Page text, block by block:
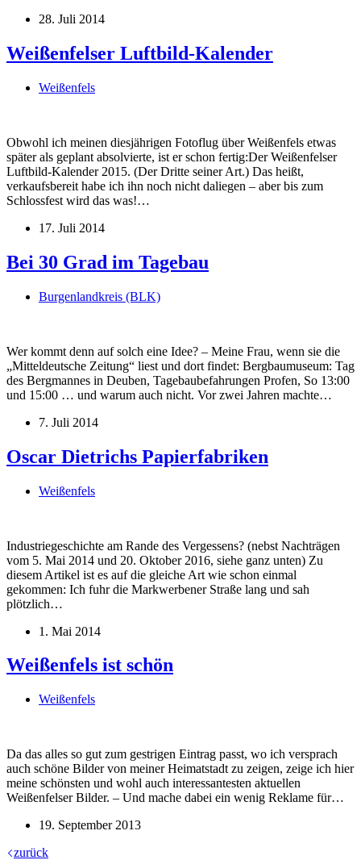
28. Juli 2014
Weißenfelser Luftbild-Kalender
Weißenfels
Obwohl ich meinen diesjährigen Fotoflug über Weißenfels etwas
später als geplant absolvierte, ist er schon fertig:Der Weißenfelser
Luftbild-Kalender 2015. (Der Dritte seiner Art.) Das heißt,
verkaufsbereit habe ich ihn noch nicht daliegen – aber bis zum
Schlossfest wird das was!…
17. Juli 2014
Bei 30 Grad im Tagebau
Burgenlandkreis (BLK)
Wer kommt denn auf solch eine Idee? – Meine Frau, wenn sie die
„Mitteldeutsche Zeitung“ liest und dort findet: Bergbaumuseum: Tag
des Bergmannes in Deuben, Tagebaubefahrungen Profen, So 13:00
und 15:00 … und warum auch nicht. Vor zwei Jahren machte…
7. Juli 2014
Oscar Dietrichs Papierfabriken
Weißenfels
Industriegeschichte am Rande des Vergessens? (nebst Nachträgen
vom 5. Mai 2014 und 20. Oktober 2016, siehe ganz unten) Zu
diesem Artikel ist es auf die gleiche Art wie schon einmal
gekommen: Ich fuhr die Markwerbener Straße lang und sah
plötzlich…
1. Mai 2014
Weißenfels ist schön
Weißenfels
Da das alles so gut zum gestrigen Eintrag passt, wo ich versprach
auch schöne Bilder von meiner Heimatstadt zu zeigen, zeige ich hier
meine schönsten und wohl auch interessantesten aktuellen
Weißenfelser Bilder. – Und mache dabei ein wenig Reklame für…
19. September 2013
zurück